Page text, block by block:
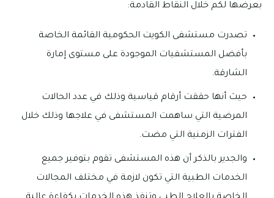
بعرضها لكم خلال النقاط القادمة:
تصدرت مستشفى الكويت الحكومية القائمة الخاصة
بأفضل المستشفيات الموجودة على مستوى إمارة
الشارقة.
حيث أنها حققت أرقام قياسية وذلك في عدد الحالات
المرضية التي ساهمت المستشفى في علاجها وذلك خلال
الفترات الزمنية التي مضت.
والجدير بالذكر أن هذه المستشفى تقوم بتوفير جميع
الخدمات الطبية التي تكون لازمة في مختلف المجالات